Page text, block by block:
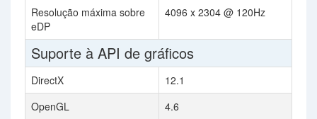
Resolução máxima sobre
eDP
4096 x 2304 @ 120Hz
Suporte à API de gráficos
DirectX
12.1
OpenGL
4.6